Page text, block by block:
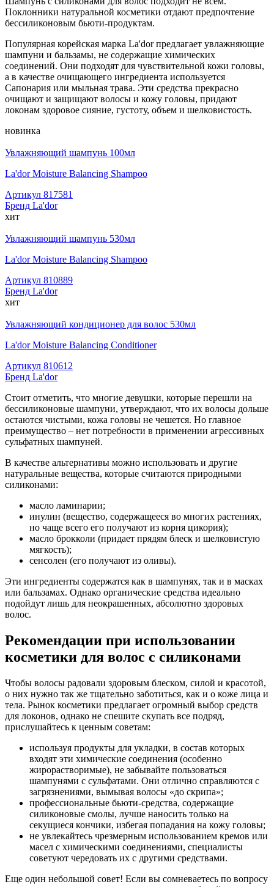
Поклонники натуральной косметики отдают предпочтение
бессиликоновым бьюти-продуктам.
Популярная корейская марка La'dor предлагает увлажняющие
шампуни и бальзамы, не содержащие химических
соединений. Они подходят для чувствительной кожи головы,
а в качестве очищающего ингредиента используется
Сапонария или мыльная трава. Эти средства прекрасно
очищают и защищают волосы и кожу головы, придают
локонам здоровое сияние, густоту, объем и шелковистость.
новинка
Увлажняющий шампунь 100мл
La'dor Moisture Balancing Shampoo
Артикул 817581
Бренд La'dor
хит
Увлажняющий шампунь 530мл
La'dor Moisture Balancing Shampoo
Артикул 810889
Бренд La'dor
хит
Увлажняющий кондиционер для волос 530мл
La'dor Moisture Balancing Conditioner
Артикул 810612
Бренд La'dor
Стоит отметить, что многие девушки, которые перешли на
бессиликоновые шампуни, утверждают, что их волосы дольше
остаются чистыми, кожа головы не чешется. Но главное
преимущество – нет потребности в применении агрессивных
сульфатных шампуней.
В качестве альтернативы можно использовать и другие
натуральные вещества, которые считаются природными
силиконами:
масло ламинарии;
инулин (вещество, содержащееся во многих растениях,
но чаще всего его получают из корня цикория);
масло брокколи (придает прядям блеск и шелковистую
мягкость);
сенсолен (его получают из оливы).
Эти ингредиенты содержатся как в шампунях, так и в масках
или бальзамах. Однако органические средства идеально
подойдут лишь для неокрашенных, абсолютно здоровых
волос.
Рекомендации при использовании
косметики для волос с силиконами
Чтобы волосы радовали здоровым блеском, силой и красотой,
о них нужно так же тщательно заботиться, как и о коже лица и
тела. Рынок косметики предлагает огромный выбор средств
для локонов, однако не спешите скупать все подряд,
прислушайтесь к ценным советам:
используя продукты для укладки, в состав которых
входят эти химические соединения (особенно
жирорастворимые), не забывайте пользоваться
шампунями с сульфатами. Они отлично справляются с
загрязнениями, вымывая волосы «до скрипа»;
профессиональные бьюти-средства, содержащие
силиконовые смолы, лучше наносить только на
секущиеся кончики, избегая попадания на кожу головы;
не увлекайтесь чрезмерным использованием кремов или
масел с химическими соединениями, специалисты
советуют чередовать их с другими средствами.
Еще один небольшой совет! Если вы сомневаетесь по вопросу